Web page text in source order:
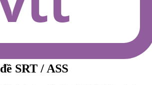
SRT / ASS